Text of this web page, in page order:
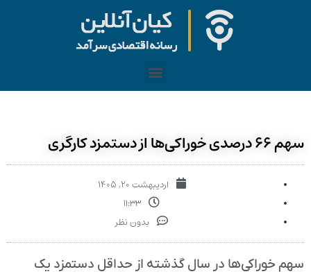
سهم ۶۶ درصدی خوراکی‌ها از دستمزد کارگری
اردیبهشت ۲۰, ۱۴۰۵
۱۱:۳۳
بدون نظر
سهم خوراکی‌ها در سال گذشته از حداقل دستمزد یک